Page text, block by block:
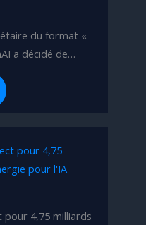
du format «
a décidé de…
pour 4,75 milliards